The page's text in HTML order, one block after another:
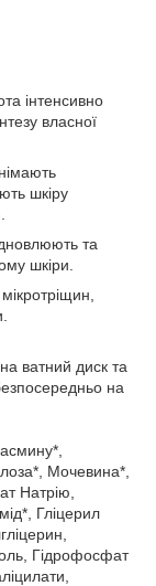
інтенсивно
власної
шкіру
та
шкіри.
ватний диск та
на
Мочевина*,
Натрію,
Гліцерил
Гідрофосфат